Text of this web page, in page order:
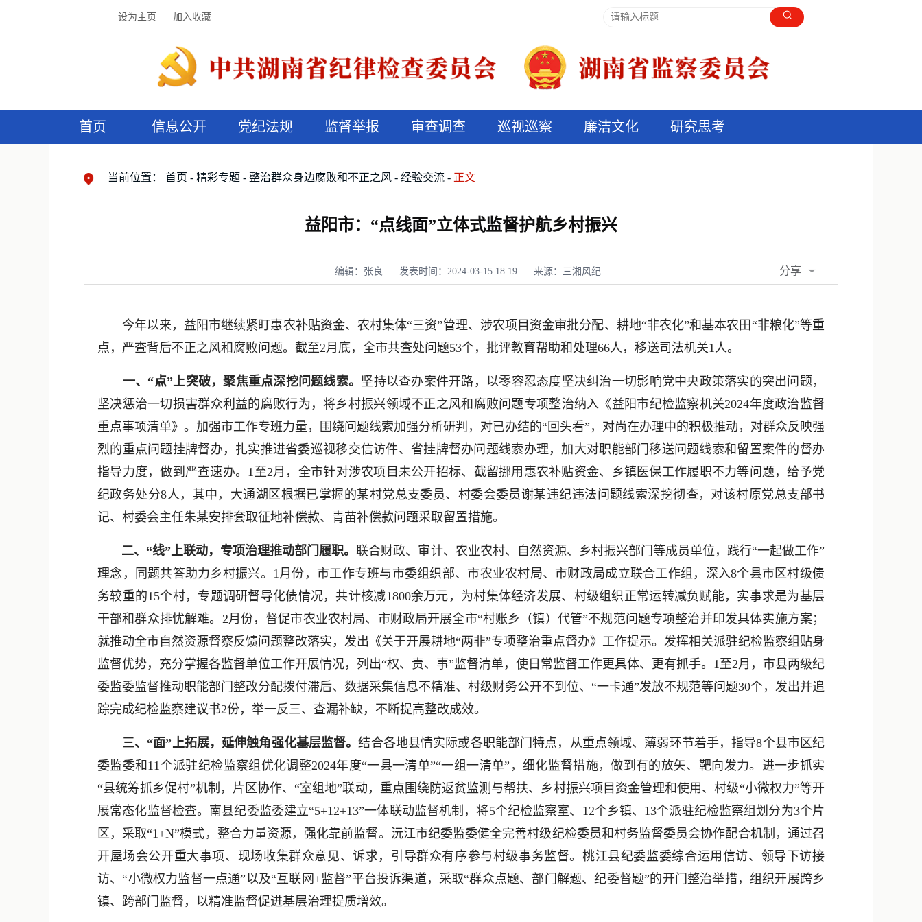
设为主页 加入收藏
首页 信息公开 党纪法规 监督举报 审查调查 巡视巡察 廉洁文化 研究思考
当前位置： 首页 精彩专题 整治群众身边腐败和不正之风 经验交流 正文
益阳市：“点线面”立体式监督护航乡村振兴
编辑：张良 发表时间：2024-03-15 18:19 来源：三湘风纪 分享
新浪微博
今年以来，益阳市继续紧盯惠农补贴资金、农村集体“三资”管理、涉农项目资金审批分配、耕地“非农化”和基本农田“非粮化”等重
点，严查背后不正之风和腐败问题。截至2月底，全市共查处问题53个，批评教育帮助和处理66人，移送司法机关1人。
一、“点”上突破，聚焦重点深挖问题线索。 坚持以查办案件开路，以零容忍态度坚决纠治一切影响党中央政策落实的突出问题，
坚决惩治一切损害群众利益的腐败行为，将乡村振兴领域不正之风和腐败问题专项整治纳入《益阳市纪检监察机关2024年度政治监督
重点事项清单》。加强市工作专班力量，围绕问题线索加强分析研判，对已办结的“回头看”，对尚在办理中的积极推动，对群众反映强
烈的重点问题挂牌督办，扎实推进省委巡视移交信访件、省挂牌督办问题线索办理，加大对职能部门移送问题线索和留置案件的督办
指导力度，做到严查速办。1至2月，全市针对涉农项目未公开招标、截留挪用惠农补贴资金、乡镇医保工作履职不力等问题，给予党
纪政务处分8人，其中，大通湖区根据已掌握的某村党总支委员、村委会委员谢某违纪违法问题线索深挖彻查，对该村原党总支部书
记、村委会主任朱某安排套取征地补偿款、青苗补偿款问题采取留置措施。
二、“线”上联动，专项治理推动部门履职。联合财政、审计、农业农村、自然资源、乡村振兴部门等成员单位，践行“一起做工作”
理念，同题共答助力乡村振兴。1月份，市工作专班与市委组织部、市农业农村局、市财政局成立联合工作组，深入8个县市区村级债
务较重的15个村，专题调研督导化债情况，共计核减1800余万元，为村集体经济发展、村级组织正常运转减负赋能，实事求是为基层
干部和群众排忧解难。2月份，督促市农业农村局、市财政局开展全市“村账乡（镇）代管”不规范问题专项整治并印发具体实施方案；
就推动全市自然资源督察反馈问题整改落实，发出《关于开展耕地“两非”专项整治重点督办》工作提示。发挥相关派驻纪检监察组贴身
监督优势，充分掌握各监督单位工作开展情况，列出“权、责、事”监督清单，使日常监督工作更具体、更有抓手。1至2月，市县两级纪
委监委监督推动职能部门整改分配拨付滞后、数据采集信息不精准、村级财务公开不到位、“一卡通”发放不规范等问题30个，发出并追
踪完成纪检监察建议书2份，举一反三、查漏补缺，不断提高整改成效。
三、“面”上拓展，延伸触角强化基层监督。结合各地县情实际或各职能部门特点，从重点领域、薄弱环节着手，指导8个县市区纪
委监委和11个派驻纪检监察组优化调整2024年度“一县一清单”“一组一清单”，细化监督措施，做到有的放矢、靶向发力。进一步抓实
“县统筹抓乡促村”机制，片区协作、“室组地”联动，重点围绕防返贫监测与帮扶、乡村振兴项目资金管理和使用、村级“小微权力”等开
展常态化监督检查。南县纪委监委建立“5+12+13”一体联动监督机制，将5个纪检监察室、12个乡镇、13个派驻纪检监察组划分为3个片
区，采取“1+N”模式，整合力量资源，强化靠前监督。沅江市纪委监委健全完善村级纪检委员和村务监督委员会协作配合机制，通过召
开屋场会公开重大事项、现场收集群众意见、诉求，引导群众有序参与村级事务监督。桃江县纪委监委综合运用信访、领导下访接
访、“小微权力监督一点通”以及“互联网+监督”平台投诉渠道，采取“群众点题、部门解题、纪委督题”的开门整治举措，组织开展跨乡
镇、跨部门监督，以精准监督促进基层治理提质增效。